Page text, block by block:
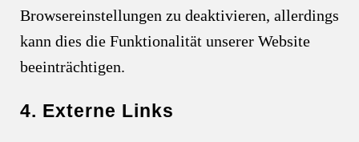
Browsereinstellungen zu deaktivieren, allerdings
kann dies die Funktionalität unserer Website
beeinträchtigen.
4. Externe Links